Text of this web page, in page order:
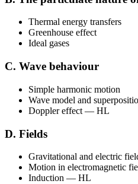
Thermal energy transfers
Greenhouse effect
Ideal gases
C. Wave behaviour
Simple harmonic motion
Wave model and
Doppler effect — HL
D. Fields
Gravitational and electric
Motion in electromagnetic
Induction — HL